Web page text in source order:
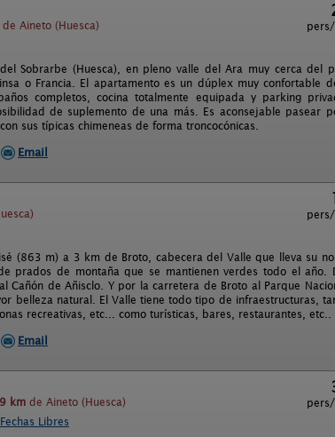
de Aineto (Huesca)
Sobrarbe (Huesca), en pleno valle del Ara muy cerca del
o Francia. El apartamento es un dúplex muy confortable
completos, cocina totalmente equipada y parking
de suplemento de una más. Es aconsejable pasear
sus típicas chimeneas de forma troncocónicas.
Email
(863 m) a 3 km de Broto, cabecera del Valle que lleva su
prados de montaña que se mantienen verdes todo el año.
Cañón de Añisclo. Y por la carretera de Broto al Parque
belleza natural. El Valle tiene todo tipo de infraestructuras,
recreativas, etc... como turísticas, bares, restaurantes, etc..
Email
km de Aineto (Huesca)
Fechas Libres